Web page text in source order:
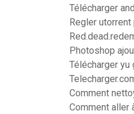
Télécharger
Regler
Photoshop
Télécharger yu
Comment
Comment aller